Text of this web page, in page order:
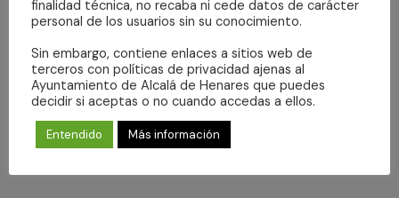
vistas
Suscribirse al calendario
finalidad técnica, no recaba ni cede datos de carácter
personal de los usuarios sin su conocimiento.
Sin embargo, contiene enlaces a sitios web de
terceros con políticas de privacidad ajenas al
Ayuntamiento de Alcalá de Henares que puedes
decidir si aceptas o no cuando accedas a ellos.
Entendido Más información